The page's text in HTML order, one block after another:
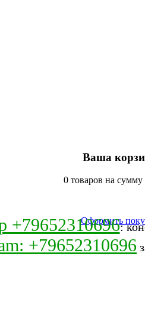
Ваша
0 товаров на сумму
Оформить
+79652310696:
+79652310696